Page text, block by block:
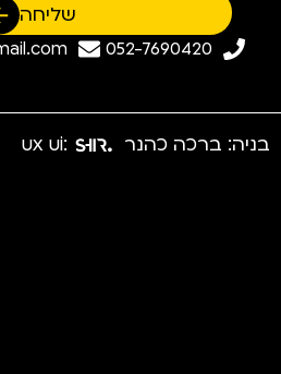
שליחה
052-7690420
בניה: ברכה כהנר :ux ui